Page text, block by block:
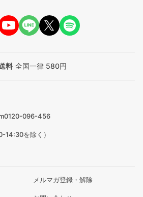
料 全国一律 580円
0120-096-456
14:30を除く）
メルマガ登録・解除